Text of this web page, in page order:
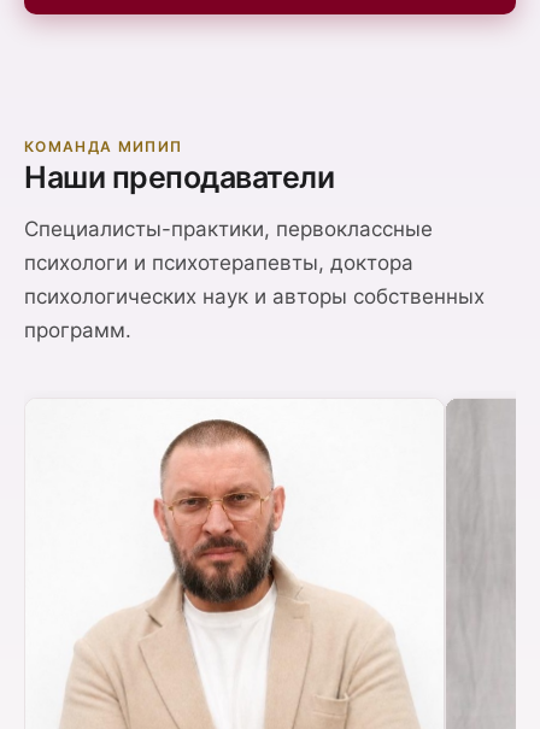
КОМАНДА МИПИП
Наши преподаватели
Специалисты-практики, первоклассные
психологи и психотерапевты, доктора
психологических наук и авторы собственных
программ.